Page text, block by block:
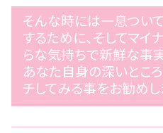
そんな時には一息つい
するために、そしてマイ
らな気持ちで新鮮な事
あなた自身の深いとこ
チしてみる事をお勧めし